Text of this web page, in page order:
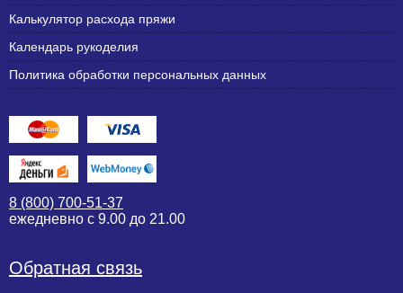
Калькулятор расхода пряжи
Календарь рукоделия
Политика обработки персональных данных
8 (800) 700-51-37
ежедневно с 9.00 до 21.00
Обратная связь